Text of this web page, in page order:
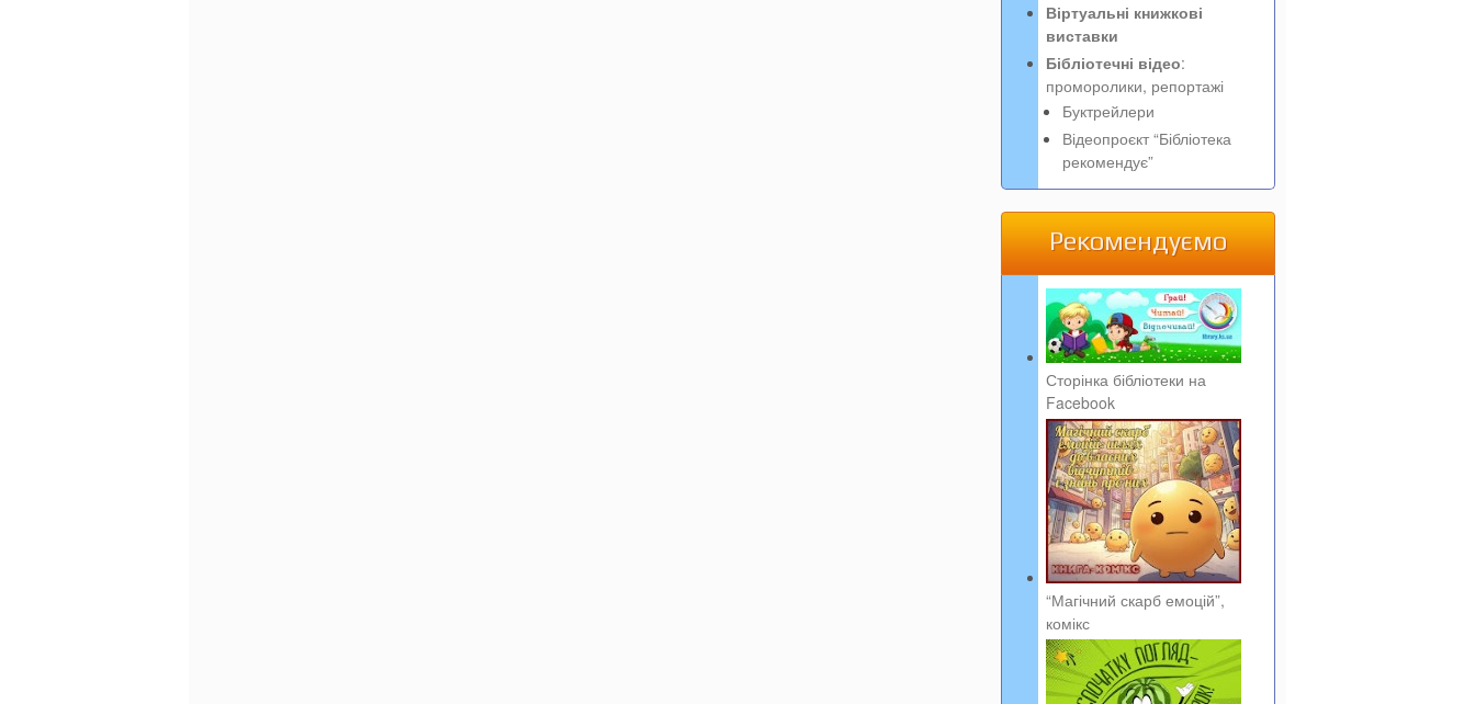
Віртуальні книжкові
виставки
Бібліотечні відео:
проморолики, репортажі
Буктрейлери
Відеопроєкт “Бібліотека
рекомендує”
Рекомендуємо
Сторінка бібліотеки на
Facebook
“Магічний скарб емоцій”,
комікс